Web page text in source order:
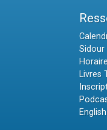
Sidour
Livres